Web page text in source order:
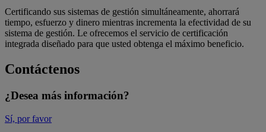
Certificando sus sistemas de gestión simultáneamente, ahorrará
tiempo, esfuerzo y dinero mientras incrementa la efectividad de su
sistema de gestión. Le ofrecemos el servicio de certificación
integrada diseñado para que usted obtenga el máximo beneficio.
Contáctenos
¿Desea más información?
Sí, por favor